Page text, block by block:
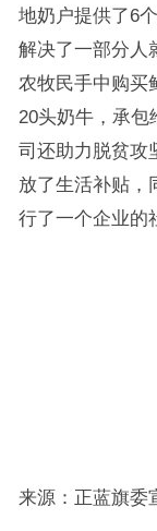
地奶户提供了6
解决了一部分人
农牧民手中购买
20头奶牛，承包
司还助力脱贫攻
放了生活补贴，
行了一个企业的
来源：正蓝旗委